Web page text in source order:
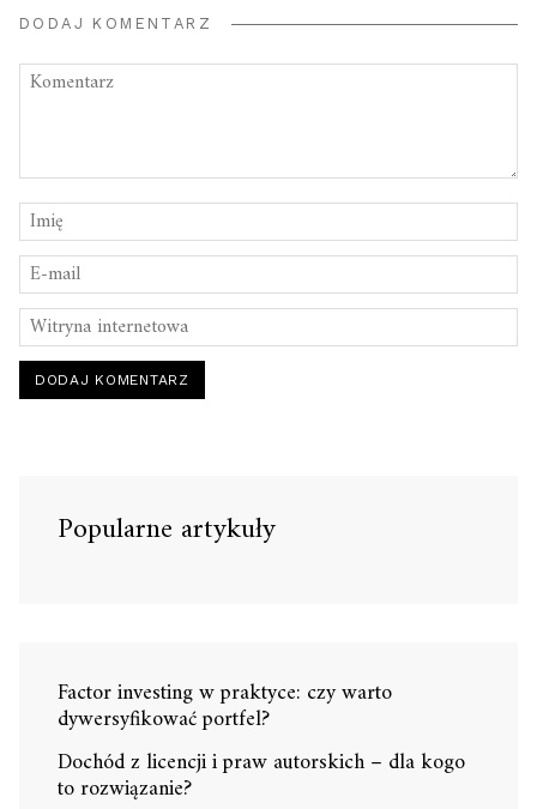
DODAJ KOMENTARZ
Popularne artykuły
Factor investing w praktyce: czy warto
dywersyfikować portfel?
Dochód z licencji i praw autorskich – dla kogo
to rozwiązanie?